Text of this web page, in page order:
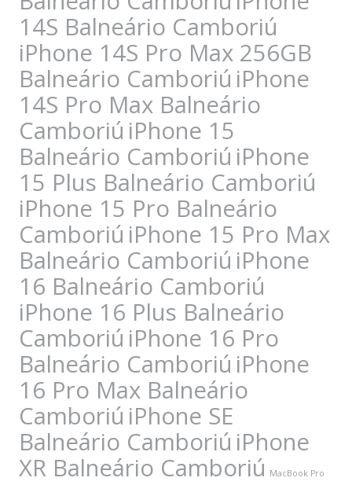
14S Balneário Camboriú
iPhone 14S Pro Max 256GB
Balneário Camboriú iPhone
14S Pro Max Balneário
Camboriú iPhone 15
Balneário Camboriú iPhone
15 Plus Balneário Camboriú
iPhone 15 Pro Balneário
Camboriú iPhone 15 Pro Max
Balneário Camboriú iPhone
16 Balneário Camboriú
iPhone 16 Plus Balneário
Camboriú iPhone 16 Pro
Balneário Camboriú iPhone
16 Pro Max Balneário
Camboriú iPhone SE
Balneário Camboriú iPhone
XR Balneário Camboriú MacBook Pro